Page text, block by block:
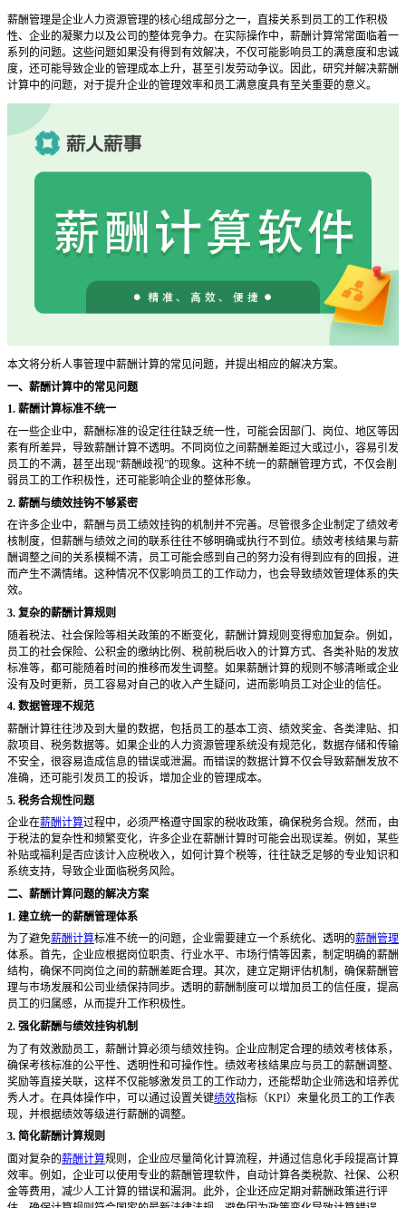
薪酬管理是企业人力资源管理的核心组成部分之一，直接关系到员工的工作积极
性、企业的凝聚力以及公司的整体竞争力。在实际操作中，薪酬计算常常面临着一
系列的问题。这些问题如果没有得到有效解决，不仅可能影响员工的满意度和忠诚
度，还可能导致企业的管理成本上升，甚至引发劳动争议。因此，研究并解决薪酬
计算中的问题，对于提升企业的管理效率和员工满意度具有至关重要的意义。
本文将分析人事管理中薪酬计算的常见问题，并提出相应的解决方案。
一、薪酬计算中的常见问题
1. 薪酬计算标准不统一
在一些企业中，薪酬标准的设定往往缺乏统一性，可能会因部门、岗位、地区等因
素有所差异，导致薪酬计算不透明。不同岗位之间薪酬差距过大或过小，容易引发
员工的不满，甚至出现“薪酬歧视”的现象。这种不统一的薪酬管理方式，不仅会削
弱员工的工作积极性，还可能影响企业的整体形象。
2. 薪酬与绩效挂钩不够紧密
在许多企业中，薪酬与员工绩效挂钩的机制并不完善。尽管很多企业制定了绩效考
核制度，但薪酬与绩效之间的联系往往不够明确或执行不到位。绩效考核结果与薪
酬调整之间的关系模糊不清，员工可能会感到自己的努力没有得到应有的回报，进
而产生不满情绪。这种情况不仅影响员工的工作动力，也会导致绩效管理体系的失
效。
3. 复杂的薪酬计算规则
随着税法、社会保险等相关政策的不断变化，薪酬计算规则变得愈加复杂。例如，
员工的社会保险、公积金的缴纳比例、税前税后收入的计算方式、各类补贴的发放
标准等，都可能随着时间的推移而发生调整。如果薪酬计算的规则不够清晰或企业
没有及时更新，员工容易对自己的收入产生疑问，进而影响员工对企业的信任。
4. 数据管理不规范
薪酬计算往往涉及到大量的数据，包括员工的基本工资、绩效奖金、各类津贴、扣
款项目、税务数据等。如果企业的人力资源管理系统没有规范化，数据存储和传输
不安全，很容易造成信息的错误或泄漏。而错误的数据计算不仅会导致薪酬发放不
准确，还可能引发员工的投诉，增加企业的管理成本。
5. 税务合规性问题
企业在薪酬计算过程中，必须严格遵守国家的税收政策，确保税务合规。然而，由
于税法的复杂性和频繁变化，许多企业在薪酬计算时可能会出现误差。例如，某些
补贴或福利是否应该计入应税收入，如何计算个税等，往往缺乏足够的专业知识和
系统支持，导致企业面临税务风险。
二、薪酬计算问题的解决方案
1. 建立统一的薪酬管理体系
为了避免薪酬计算标准不统一的问题，企业需要建立一个系统化、透明的薪酬管理
体系。首先，企业应根据岗位职责、行业水平、市场行情等因素，制定明确的薪酬
结构，确保不同岗位之间的薪酬差距合理。其次，建立定期评估机制，确保薪酬管
理与市场发展和公司业绩保持同步。透明的薪酬制度可以增加员工的信任度，提高
员工的归属感，从而提升工作积极性。
2. 强化薪酬与绩效挂钩机制
为了有效激励员工，薪酬计算必须与绩效挂钩。企业应制定合理的绩效考核体系，
确保考核标准的公平性、透明性和可操作性。绩效考核结果应与员工的薪酬调整、
奖励等直接关联，这样不仅能够激发员工的工作动力，还能帮助企业筛选和培养优
秀人才。在具体操作中，可以通过设置关键绩效指标（KPI）来量化员工的工作表
现，并根据绩效等级进行薪酬的调整。
3. 简化薪酬计算规则
面对复杂的薪酬计算规则，企业应尽量简化计算流程，并通过信息化手段提高计算
效率。例如，企业可以使用专业的薪酬管理软件，自动计算各类税款、社保、公积
金等费用，减少人工计算的错误和漏洞。此外，企业还应定期对薪酬政策进行评